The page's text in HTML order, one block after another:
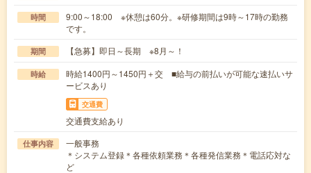
時間
9:00～18:00 ※休憩は60分。※研修期間は9時～17時の勤務
です。
期間 【急募】即日～長期 ※8月～！
時給
時給1400円～1450円＋交 ■給与の前払いが可能な速払いサ
ービスあり
交通費
交通費支給あり
仕事内容
一般事務
＊システム登録＊各種依頼業務＊各種発信業務＊電話応対な
ど